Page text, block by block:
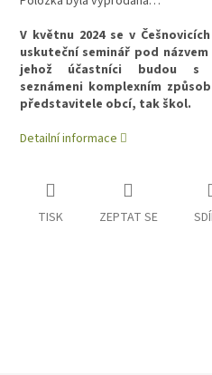
cena:
V květnu 2024 se v
uskuteční seminář pod
jehož účastníci budou s
seznámeni komplexním
představitele obcí, tak škol.
Detailní informace
TISK ZEPTAT SE